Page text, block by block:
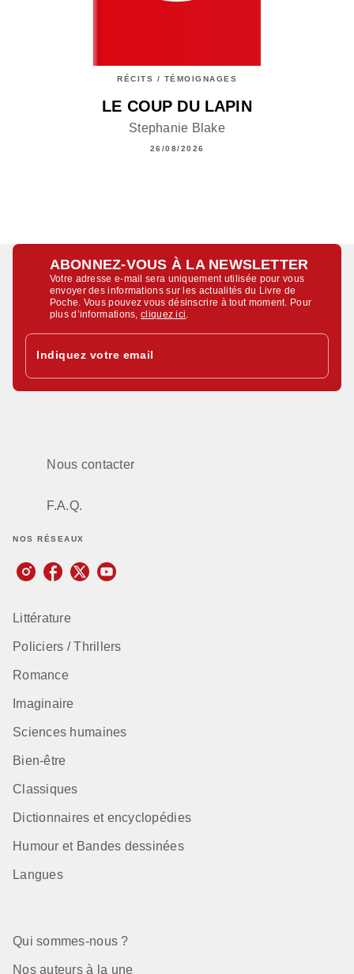
RÉCITS / TÉMOIGNAGES
LE COUP DU LAPIN
Stephanie Blake
26/08/2026
ABONNEZ-VOUS À LA NEWSLETTER
Votre adresse e-mail sera uniquement utilisée pour vous
envoyer des informations sur les actualités du Livre de
Poche. Vous pouvez vous désinscrire à tout moment. Pour
plus d’informations,cliquez ici
Indiquez votre email
Nous contacter
F.A.Q.
NOS RÉSEAUX
Littérature
Policiers / Thrillers
Romance
Imaginaire
Sciences humaines
Bien-être
Classiques
Dictionnaires et encyclopédies
Humour et Bandes dessinées
Langues
Qui sommes-nous ?
Nos auteurs à la une